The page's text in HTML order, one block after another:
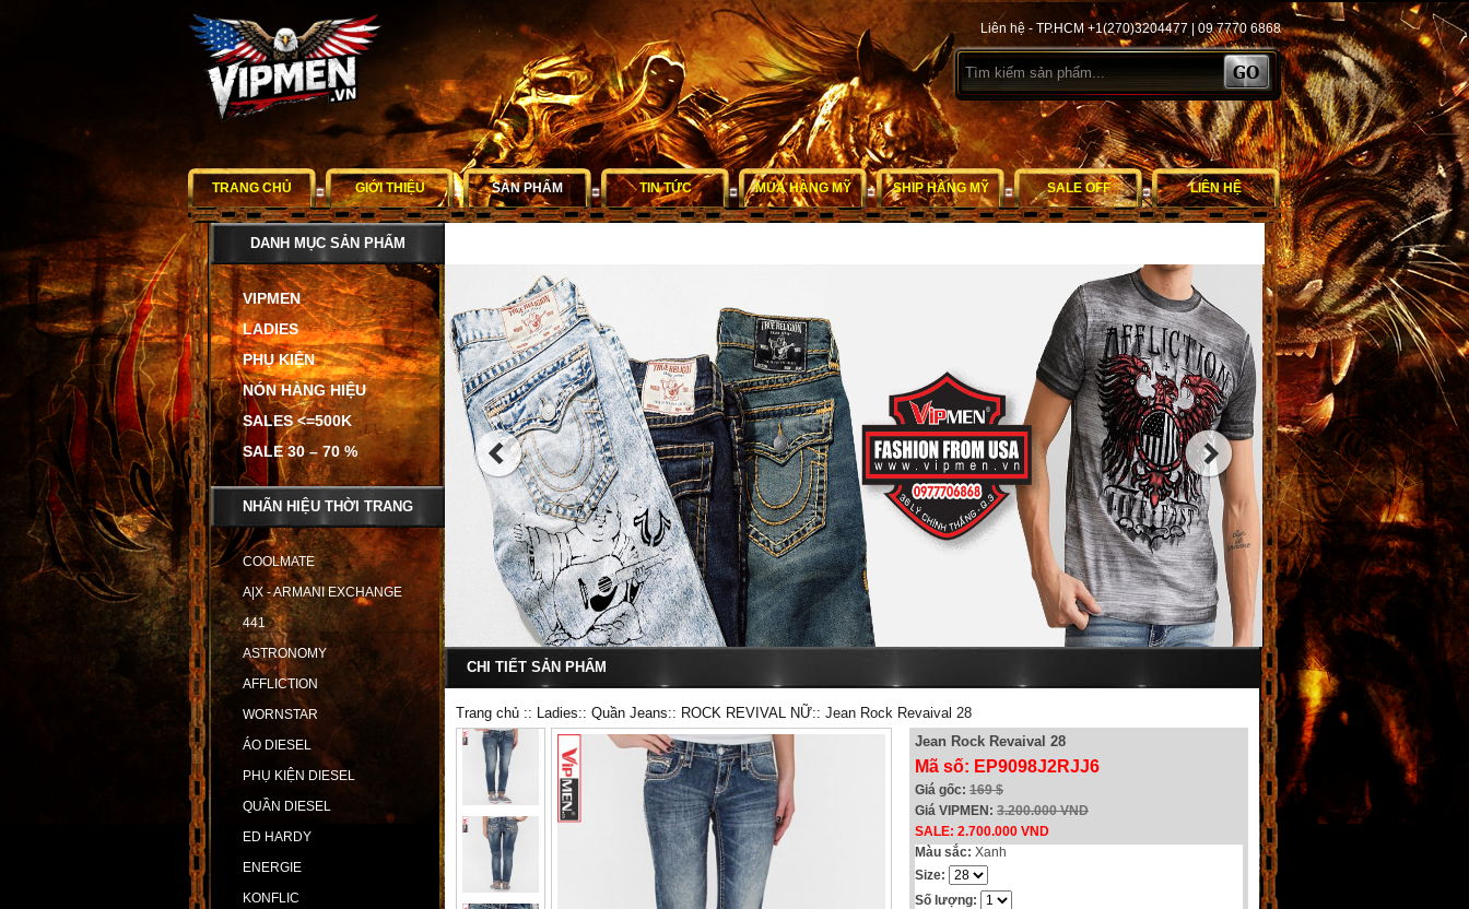
Liên hệ - TP.HCM +1(270)3204477 | 09 7770 6868
TRANG CHỦ GIỚI THIỆU SẢN PHẨM TIN TỨC MUA HÀNG MỸ SHIP HÀNG MỸ SALE OFF LIÊN HỆ
DANH MỤC SẢN PHẨM
VIPMEN
LADIES
PHỤ KIỆN
NÓN HÀNG HIỆU
SALES <=500K
SALE 30 – 70 %
NHÃN HIỆU THỜI TRANG
COOLMATE
A|X - ARMANI EXCHANGE
441
ASTRONOMY
AFFLICTION
WORNSTAR
ÁO DIESEL
PHỤ KIỆN DIESEL
QUẦN DIESEL
ED HARDY
ENERGIE
KONFLIC
CHI TIẾT SẢN PHẨM
Trang chủ :: Ladies:: Quần Jeans:: ROCK REVIVAL NỮ:: Jean Rock Revaival 28
Jean Rock Revaival 28
Mã số: EP9098J2RJJ6
Giá gốc: 169 $
Giá VIPMEN: 3.200.000 VND
SALE: 2.700.000 VND
Màu sắc: Xanh
Size:
Số lượng: